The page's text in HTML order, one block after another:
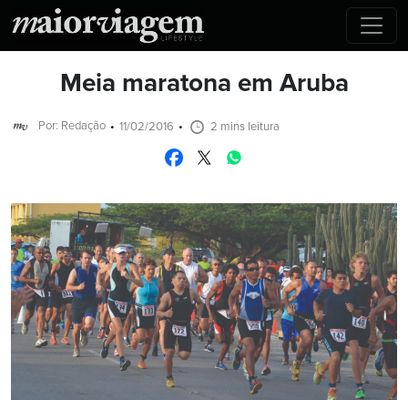
Meia maratona em Aruba
Por: Redação 11/02/2016 2 mins leitura